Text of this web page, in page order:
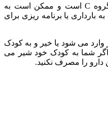
ترانکوپین در دوران بارداری جزء گروه C است و ممکن است به
یا برنامه ریزی برای
می شود یا خیر و به کودک
شما به کودک خود شیر می
را مصرف نکنید.